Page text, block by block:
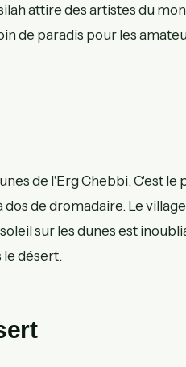
attire des artistes du
de paradis pour les
de l'Erg Chebbi. C'est le
de dromadaire. Le
sur les dunes est
le désert.